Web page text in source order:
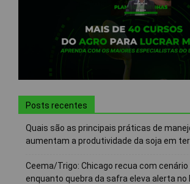
Posts recentes
Quais são as principais práticas de
aumentam a produtividade da soja em
Ceema/Trigo: Chicago recua com cenário
enquanto quebra da safra eleva alerta no